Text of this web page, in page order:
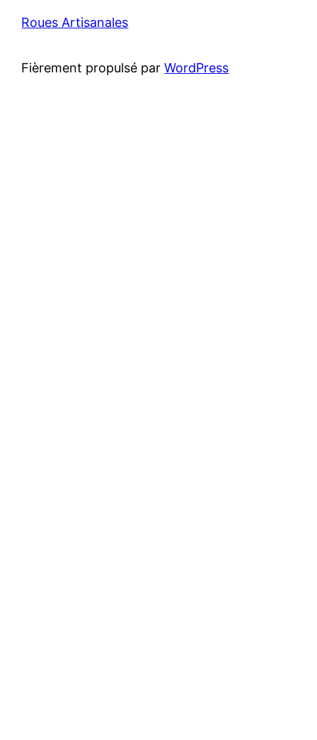
Roues Artisanales
Fièrement propulsé parWordPress